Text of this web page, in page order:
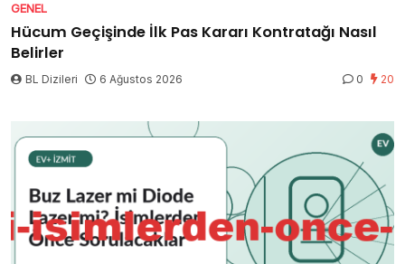
GENEL
Hücum Geçişinde İlk Pas Kararı Kontratağı Nasıl
Belirler
BL Dizileri 6 Ağustos 2026 0 20